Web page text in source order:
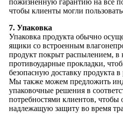
чтобы клиенты могли
7. Упаковка
Упаковка продукта обычно
ящики со встроенным
продукт покрыт распылением, в
противоударные прокладки,
безопасную доставку продукта
Мы также можем предложить
упаковочные решения в
потребностями клиентов, чтобы
надлежащую защиту во время